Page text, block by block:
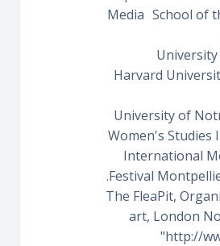
Media School of
Harvard
& University of
Women's Studies
International
Festival
The FleaPit,
art, London
"http://